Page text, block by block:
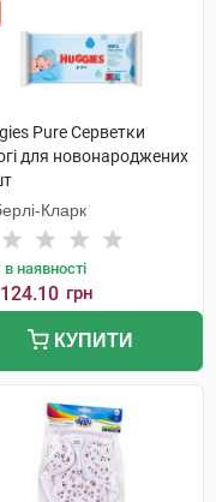
Pure Серветки
для новонароджених
Кларк
наявності
124.10 грн
КУПИТИ